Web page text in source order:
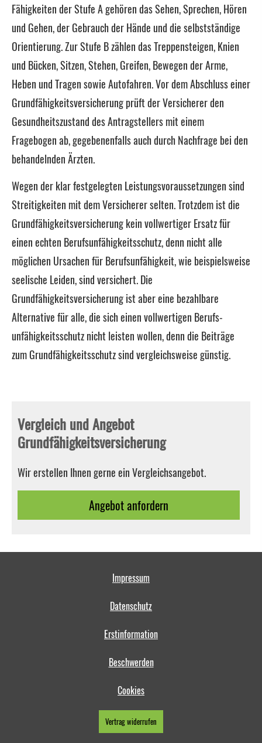
Fähigkeiten der Stufe A gehören das Sehen, Sprechen, Hören
und Gehen, der Gebrauch der Hände und die selbstständige
Orientierung. Zur Stufe B zählen das Treppensteigen, Knien
und Bücken, Sitzen, Stehen, Greifen, Bewegen der Arme,
Heben und Tragen sowie Autofahren. Vor dem Abschluss einer
Grundfähigkeitsversicherung prüft der Versicherer den
Gesundheitszustand des Antragstellers mit einem
Fragebogen ab, gegebenenfalls auch durch Nachfrage bei den
behandelnden Ärzten.
Wegen der klar festgelegten Leistungsvoraussetzungen sind
Streitigkeiten mit dem Versicherer selten. Trotzdem ist die
Grundfähigkeitsversicherung kein vollwertiger Ersatz für
einen echten Berufs­unfähig­keitsschutz, denn nicht alle
möglichen Ursachen für Berufs­unfähig­keit, wie beispielsweise
seelische Leiden, sind versichert. Die
Grundfähigkeitsversicherung ist aber eine bezahlbare
Alternative für alle, die sich einen vollwertigen Berufs­
unfähig­keitsschutz nicht leisten wollen, denn die Beiträge
zum Grundfähigkeitsschutz sind vergleichsweise günstig.
Vergleich und Angebot
Grundfähigkeitsversicherung
Wir erstellen Ihnen gerne ein Vergleichsangebot.
An­ge­bot an­for­dern
Impressum
Datenschutz
Erstinformation
Beschwerden
Cookies
Vertrag widerrufen